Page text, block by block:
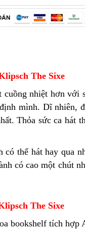
The Sixe
cuồng nhiệt hơn
mình. Dĩ nhiên,
Thỏa sức ca hát
có thể hát hay qua
có cao một chút
The Sixe
bookshelf tích hợp